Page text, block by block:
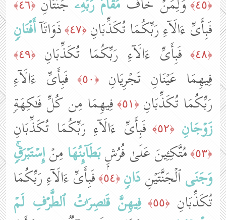
﴿٤٥﴾ وَلِمَنۡ خَافَمَقَامَ رَبِّهِۦ جَنَّتَانِ ﴿٤٦﴾
فَبِأَیِّ ءَالَاۤءِ رَبِّكُمَا تُكَذِّبَانِ ﴿٤٧﴾ ذَوَاتَاۤأَفۡنَانࣲ
﴿٤٨﴾ فَبِأَیِّ ءَالَاۤءِ رَبِّكُمَا تُكَذِّبَانِ ﴿٤٩﴾
فِیهِمَا عَیۡنَانِ تَجۡرِیَانِ ﴿٥٠﴾
فَبِأَیِّ ءَالَاۤءِ
رَبِّكُمَا تُكَذِّبَانِ ﴿٥١﴾
فِیهِمَا مِن كُلِّ فَـٰكِهَةࣲ
زَوۡجَانِ ﴿٥٢﴾ فَبِأَیِّ ءَالَاۤءِ رَبِّكُمَا تُكَذِّبَانِ
﴿٥٣﴾ مُتَّكِـِٔینَ عَلَىٰ فُرُشِۭبَطَاۤىِٕنُهَا مِنۡإِسۡتَبۡرَقࣲۚ
وَجَنَىٱلۡجَنَّتَیۡنِدَانࣲ ﴿٥٤﴾
فَبِأَیِّ ءَالَاۤءِ رَبِّكُمَا
تُكَذِّبَانِ ﴿٥٥﴾ فِیهِنَّ قَـٰصِرَ ٰ⁠تُ ٱلطَّرۡفِ لَمۡ